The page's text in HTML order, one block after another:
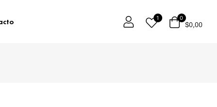
1 0
$0,00